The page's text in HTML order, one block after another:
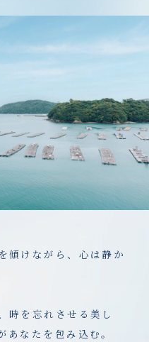
傾けながら、心は静か
時を忘れさせる美し
あなたを包み込む。